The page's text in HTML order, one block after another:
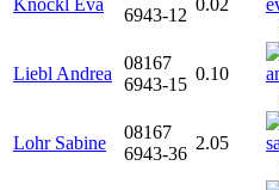
Knöckl Eva
6943-12
0.02
Liebl Andrea
08167
6943-15
0.10
Lohr Sabine
08167
6943-36
2.05